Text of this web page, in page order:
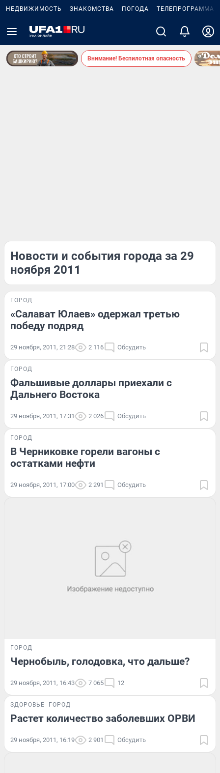
НЕДВИЖИМОСТЬ ЗНАКОМСТВА ПОГОДА ТЕЛЕПРОГРАММА
Внимание! Беспилотная опасность
Новости и события города за 29
ноября 2011
ГОРОД
«Салават Юлаев» одержал третью
победу подряд
29 ноября, 2011, 21:28 2 116 Обсудить
ГОРОД
Фальшивые доллары приехали с
Дальнего Востока
29 ноября, 2011, 17:31 2 026 Обсудить
ГОРОД
В Черниковке горели вагоны с
остатками нефти
29 ноября, 2011, 17:00 2 291 Обсудить
ГОРОД
Чернобыль, голодовка, что дальше?
29 ноября, 2011, 16:43 7 065 12
ЗДОРОВЬЕ ГОРОД
Растет количество заболевших ОРВИ
29 ноября, 2011, 16:19 2 901 Обсудить